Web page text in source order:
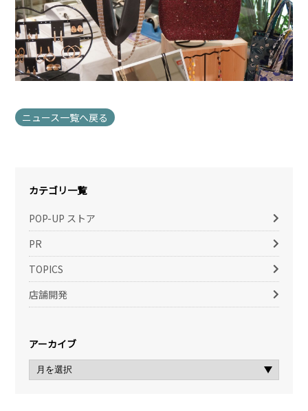
ニュース一覧へ戻る
カテゴリ一覧
POP-UP ストア
PR
TOPICS
店舗開発
アーカイブ